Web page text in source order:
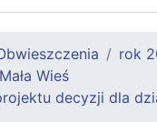
rok
Wieś
decyzji dla